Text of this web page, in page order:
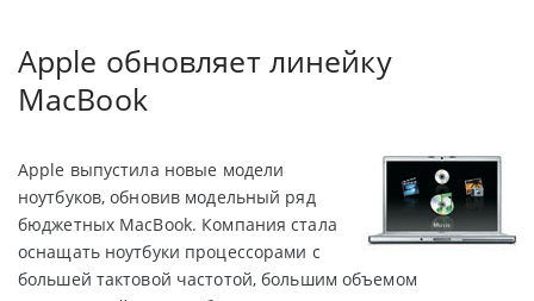
Apple обновляет линейку
MacBook
Apple выпустила новые модели
ноутбуков, обновив модельный ряд
бюджетных MacBook. Компания стала
оснащать ноутбуки процессорами с
большей тактовой частотой, большим объемом